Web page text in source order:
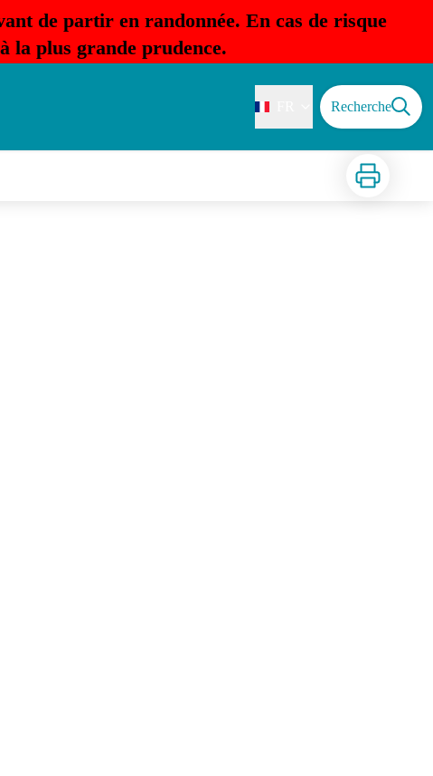
de partir en randonnée. En cas de risque
la plus grande prudence.
Recherche
Imprimer